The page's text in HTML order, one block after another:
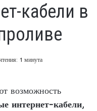
кабели в
1 минута
возможность
интернет-кабели,